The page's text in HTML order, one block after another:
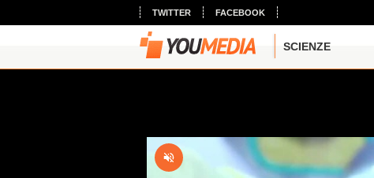
TWITTER FACEBOOK
SCIENZE